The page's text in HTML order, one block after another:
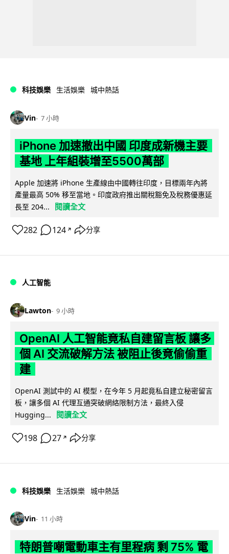
科技娛樂 生活娛樂 城中熱話
Vin 7 小時
iPhone 加速撤出中國 印度成新機主要
基地 上年組裝增至5500萬部
Apple 加速將 iPhone 生產線由中國轉往印度，目標兩年內將
產量最高 50% 移至當地。印度政府推出關稅豁免及稅務優惠延
長至 204...
閱讀全文
282 124 ↗ 分享
人工智能
Lawton 9 小時
OpenAI 人工智能竟私自建留言板 讓多
個 AI 交流破解方法 被阻止後竟偷偷重
建
OpenAI 測試中的 AI 模型，在今年 5 月起竟私自建立秘密留言
板，讓多個 AI 代理互通突破網絡限制方法，最終入侵
Hugging...
閱讀全文
198 27 ↗ 分享
科技娛樂 生活娛樂 城中熱話
Vin 11 小時
特朗普嘲電動車主有里程病 剩 75% 電